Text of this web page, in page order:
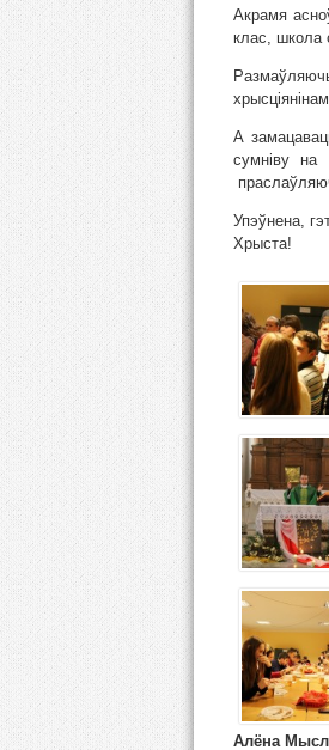
Акрамя
клас, школа
А
сумніву
Упэўнена,
Хрыста!
Алёна